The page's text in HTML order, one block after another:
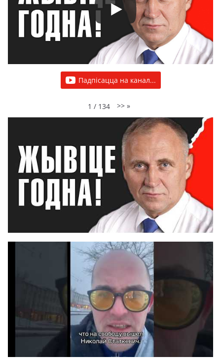
Падпісацца на канал...
1 / 134 >> »